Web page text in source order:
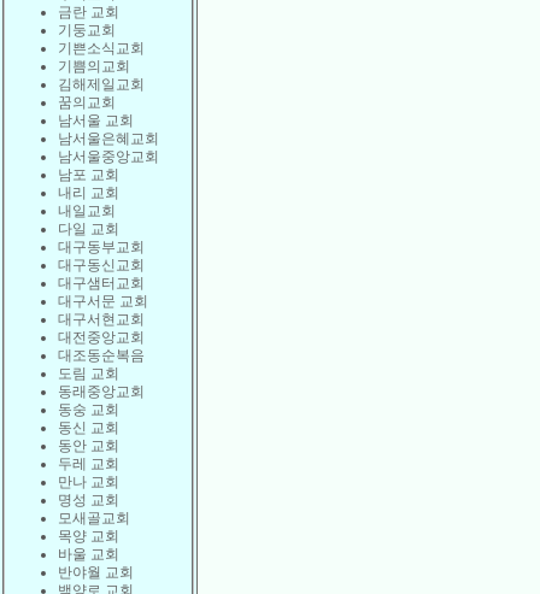
금란 교회
기둥교회
기쁜소식교회
기쁨의교회
김해제일교회
꿈의교회
남서울 교회
남서울은혜교회
남서울중앙교회
남포 교회
내리 교회
내일교회
다일 교회
대구동부교회
대구동신교회
대구샘터교회
대구서문 교회
대구서현교회
대전중앙교회
대조동순복음
도림 교회
동래중앙교회
동숭 교회
동신 교회
동안 교회
두레 교회
만나 교회
명성 교회
모새골교회
목양 교회
바울 교회
반야월 교회
백양로 교회